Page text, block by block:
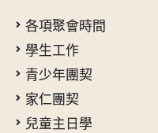
各項聚會時間
學生工作
青少年團契
家仁團契
兒童主日學